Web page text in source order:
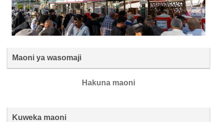
Maoni ya wasomaji
Hakuna maoni
Kuweka maoni